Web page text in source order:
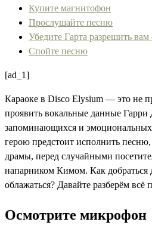
Купите магнитофон
Прослушайте песню
Убедите Гарта разрешить вам
Спойте песню
[ad_1]
Караоке в Disco Elysium — это не
проявить вокальные данные
запоминающихся и
герою предстоит исполнить
драмы, перед случайными
напарником Кимом. Как добраться
облажаться? Давайте разберём всё
Осмотрите микрофон